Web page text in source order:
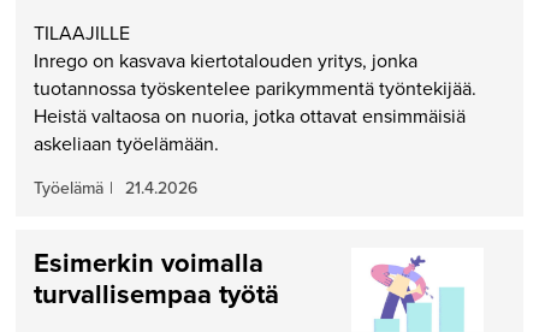
TILAAJILLE
Inrego on kasvava kiertotalouden yritys, jonka
tuotannossa työskentelee parikymmentä työntekijää.
Heistä valtaosa on nuoria, jotka ottavat ensimmäisiä
askeliaan työelämään.
Työelämä | 21.4.2026
Esimerkin voimalla
turvallisempaa työtä